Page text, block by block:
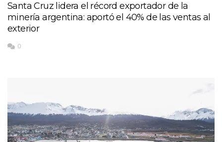
Santa Cruz lidera el récord exportador de la
minería argentina: aportó el 40% de las ventas al
exterior
0